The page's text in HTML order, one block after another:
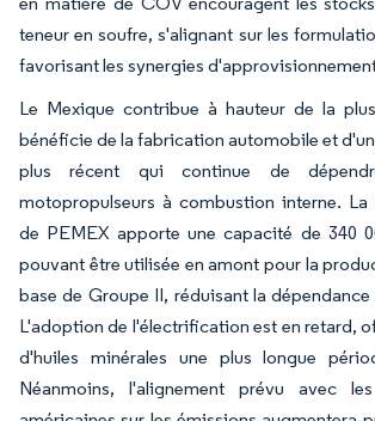
teneur en soufre, s'alignant sur les
favorisant les synergies
Le Mexique contribue à hauteur de la
bénéficie de la fabrication automobile et
plus récent qui continue de
motopropulseurs à combustion interne. La
de PEMEX apporte une capacité de 340
pouvant être utilisée en amont pour la
base de Groupe II, réduisant la
L'adoption de l'électrification est en retard,
d'huiles minérales une plus longue
Néanmoins, l'alignement prévu avec